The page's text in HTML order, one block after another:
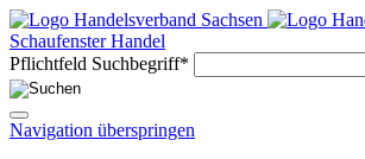
Schaufenster Handel
Pflichtfeld Suchbegriff*
Navigation überspringen